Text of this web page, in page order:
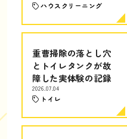
ハウスクリーニング
重曹掃除の落とし穴
とトイレタンクが故
障した実体験の記録
2026.07.04
トイレ